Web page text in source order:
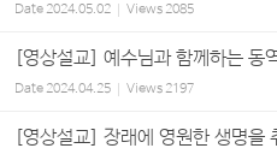
Date2024.05.02 Views2085
[영상설교] 예수님과 함께하는 동
Date2024.04.25 Views2197
[영상설교] 장래에 영원한 생명을